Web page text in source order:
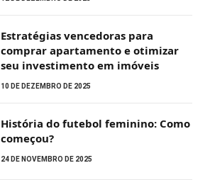
Estratégias vencedoras para
comprar apartamento e otimizar
seu investimento em imóveis
10 DE DEZEMBRO DE 2025
História do futebol feminino: Como
começou?
24 DE NOVEMBRO DE 2025